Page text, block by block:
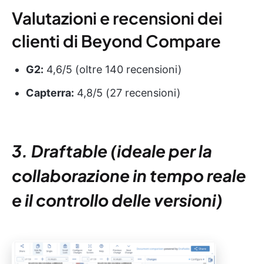
Valutazioni e recensioni dei
clienti di Beyond Compare
G2: 4,6/5 (oltre 140 recensioni)
Capterra: 4,8/5 (27 recensioni)
3. Draftable (ideale per la
collaborazione in tempo reale
e il controllo delle versioni)